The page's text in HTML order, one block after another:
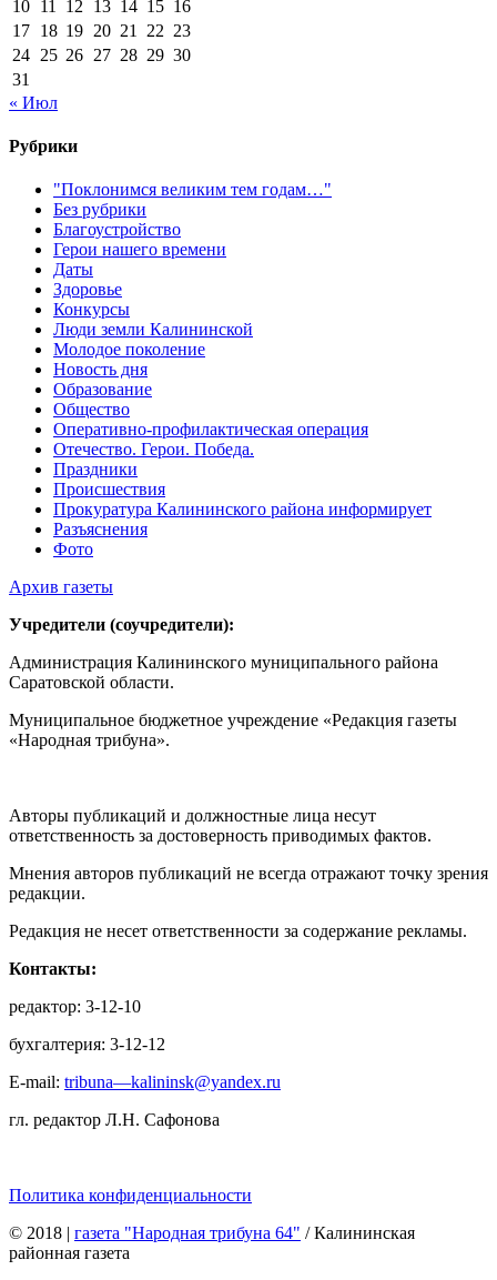
10 11 12 13 14 15 16
17 18 19 20 21 22 23
24 25 26 27 28 29 30
31
« Июл
Рубрики
"Поклонимся великим тем годам…"
Без рубрики
Благоустройство
Герои нашего времени
Даты
Здоровье
Конкурсы
Люди земли Калининской
Молодое поколение
Новость дня
Образование
Общество
Оперативно-профилактическая операция
Отечество. Герои. Победа.
Праздники
Происшествия
Прокуратура Калининского района информирует
Разъяснения
Фото
Архив газеты
Учредители (соучредители):
Администрация Калининского муниципального района
Саратовской области.
Муниципальное бюджетное учреждение «Редакция газеты
«Народная трибуна».
Авторы публикаций и должностные лица несут
ответственность за достоверность приводимых фактов.
Мнения авторов публикаций не всегда отражают точку зрения
редакции.
Редакция не несет ответственности за содержание рекламы.
Контакты:
редактор: 3-12-10
бухгалтерия: 3-12-12
E-mail: tribuna—kalininsk@yandex.ru
гл. редактор Л.Н. Сафонова
Политика конфиденциальности
© 2018 | газета "Народная трибуна 64" / Калининская
районная газета